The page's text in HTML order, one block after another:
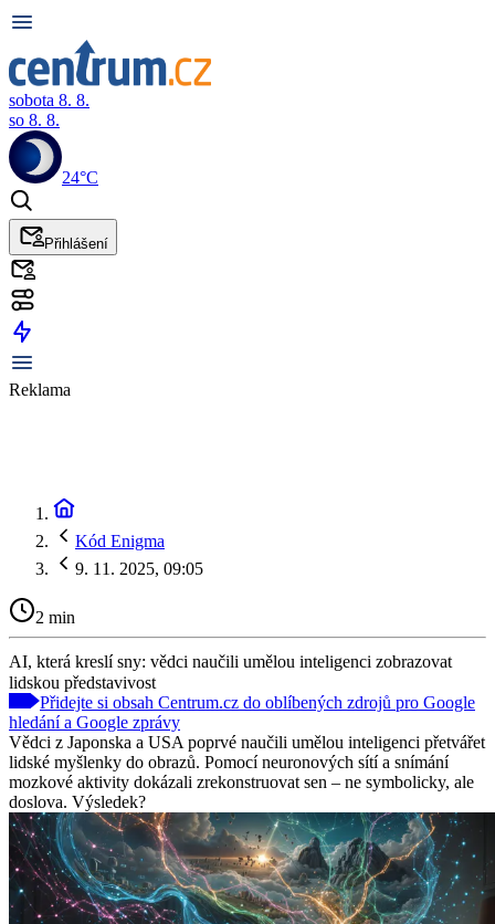
sobota 8. 8.
so 8. 8.
24°C
Přihlášení
Reklama
Kód Enigma
9. 11. 2025, 09:05
2 min
AI, která kreslí sny: vědci naučili umělou inteligenci zobrazovat
lidskou představivost
Přidejte si obsah Centrum.cz do oblíbených zdrojů pro Google
hledání a Google zprávy
Vědci z Japonska a USA poprvé naučili umělou inteligenci přetvářet
lidské myšlenky do obrazů. Pomocí neuronových sítí a snímání
mozkové aktivity dokázali zrekonstruovat sen – ne symbolicky, ale
doslova. Výsledek?